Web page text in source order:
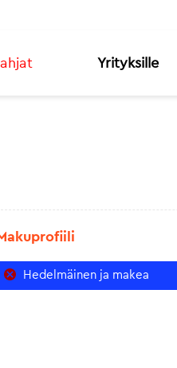
Yrityksille
Hedelmäinen ja makea